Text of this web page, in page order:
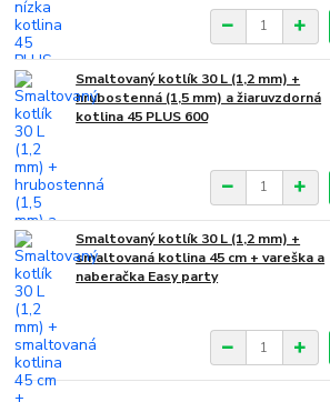
Smaltovaný kotlík 30 L (1,2 mm) +
hrubostenná (1,5 mm) a žiaruvzdorná
kotlina 45 PLUS 600
Smaltovaný kotlík 30 L (1,2 mm) +
smaltovaná kotlina 45 cm + vareška a
naberačka Easy party